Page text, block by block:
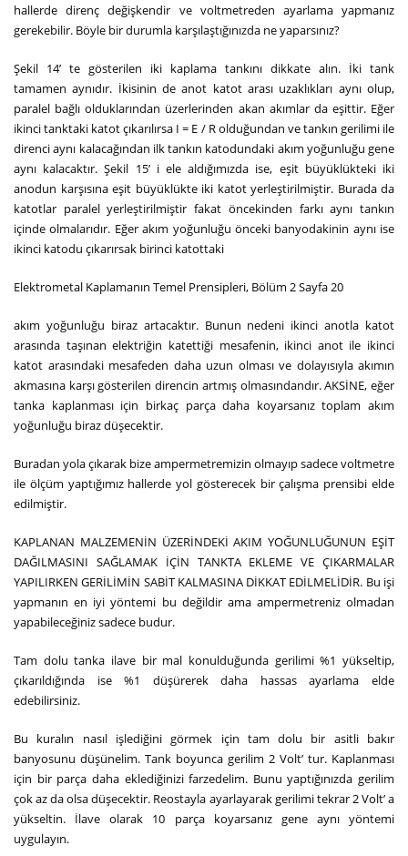
hallerde direnç değişkendir ve voltmetreden ayarlama yapmanız
gerekebilir. Böyle bir durumla karşılaştığınızda ne yaparsınız?
Şekil 14’ te gösterilen iki kaplama tankını dikkate alın. İki tank
tamamen aynıdır. İkisinin de anot katot arası uzaklıkları aynı olup,
paralel bağlı olduklarından üzerlerinden akan akımlar da eşittir. Eğer
ikinci tanktaki katot çıkarılırsa I = E / R olduğundan ve tankın gerilimi ile
direnci aynı kalacağından ilk tankın katodundaki akım yoğunluğu gene
aynı kalacaktır. Şekil 15’ i ele aldığımızda ise, eşit büyüklükteki iki
anodun karşısına eşit büyüklükte iki katot yerleştirilmiştir. Burada da
katotlar paralel yerleştirilmiştir fakat öncekinden farkı aynı tankın
içinde olmalarıdır. Eğer akım yoğunluğu önceki banyodakinin aynı ise
ikinci katodu çıkarırsak birinci katottaki
Elektrometal Kaplamanın Temel Prensipleri, Bölüm 2 Sayfa 20
akım yoğunluğu biraz artacaktır. Bunun nedeni ikinci anotla katot
arasında taşınan elektriğin katettiği mesafenin, ikinci anot ile ikinci
katot arasındaki mesafeden daha uzun olması ve dolayısıyla akımın
akmasına karşı gösterilen direncin artmış olmasındandır. AKSİNE, eğer
tanka kaplanması için birkaç parça daha koyarsanız toplam akım
yoğunluğu biraz düşecektir.
Buradan yola çıkarak bize ampermetremizin olmayıp sadece voltmetre
ile ölçüm yaptığımız hallerde yol gösterecek bir çalışma prensibi elde
edilmiştir.
KAPLANAN MALZEMENİN ÜZERİNDEKİ AKIM YOĞUNLUĞUNUN EŞİT
DAĞILMASINI SAĞLAMAK İÇİN TANKTA EKLEME VE ÇIKARMALAR
YAPILIRKEN GERİLİMİN SABİT KALMASINA DİKKAT EDİLMELİDİR. Bu işi
yapmanın en iyi yöntemi bu değildir ama ampermetreniz olmadan
yapabileceğiniz sadece budur.
Tam dolu tanka ilave bir mal konulduğunda gerilimi %1 yükseltip,
çıkarıldığında ise %1 düşürerek daha hassas ayarlama elde
edebilirsiniz.
Bu kuralın nasıl işlediğini görmek için tam dolu bir asitli bakır
banyosunu düşünelim. Tank boyunca gerilim 2 Volt’ tur. Kaplanması
için bir parça daha eklediğinizi farzedelim. Bunu yaptığınızda gerilim
çok az da olsa düşecektir. Reostayla ayarlayarak gerilimi tekrar 2 Volt’ a
yükseltin. İlave olarak 10 parça koyarsanız gene aynı yöntemi
uygulayın.